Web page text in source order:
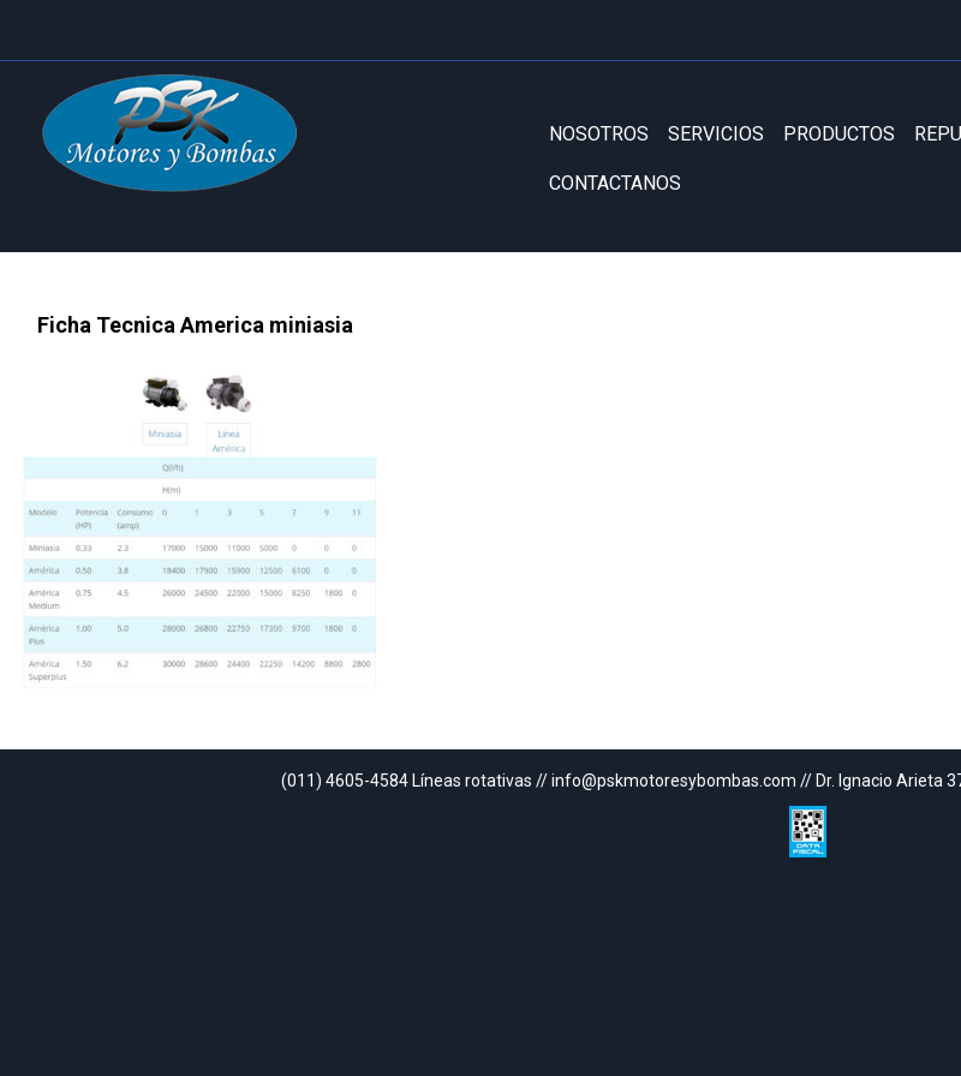
NOSOTROS SERVICIOS PRODUCTOS
CONTACTANOS
Ficha Tecnica America miniasia
(011) 4605-4584 Líneas rotativas // info@pskmotoresybombas.com // Dr. Ignacio Arieta